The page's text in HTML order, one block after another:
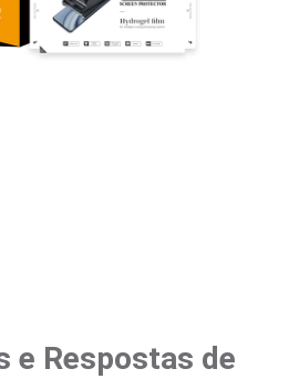
e Respostas de